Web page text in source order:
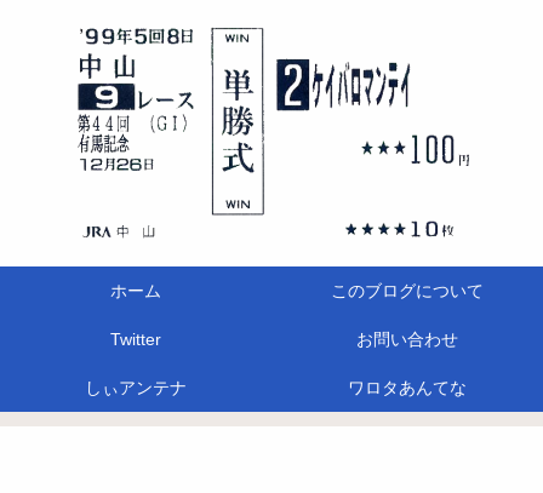
ホーム このブログについて
Twitter お問い合わせ
しぃアンテナ ワロタあんてな